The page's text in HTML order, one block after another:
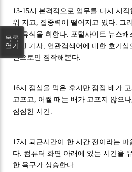
13-15시 본격적으로 업무를 다시 시
워 지고, 집중력이 떨어지고 있다. 그
의 휴식을 취한다. 포털사이트 뉴스
라인 기사, 연관검색어에 대한 호기
인으로만 짐작해본다.
16시 점심을 먹은 후지만 점점 배가
고프고, 어쩔 때는 배가 고프지 않으
심심한 시간.
17시 퇴근시간이 한 시간 전이라는 마
다. 컴퓨터 화면 아래에 있는 시간을
한 욕구가 상승한다.
목록
열기